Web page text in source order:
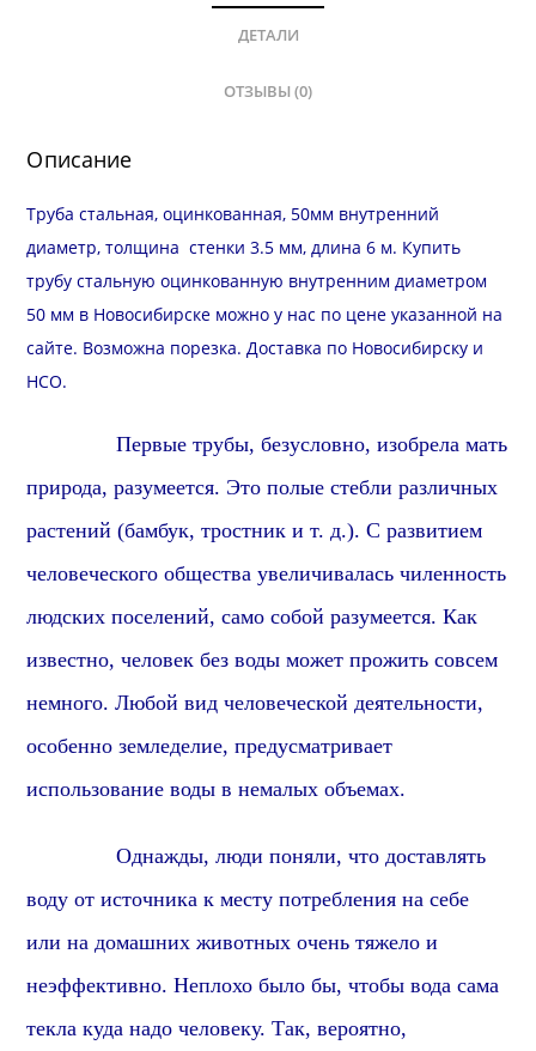
ДЕТАЛИ
ОТЗЫВЫ (0)
Описание
Труба стальная, оцинкованная, 50мм внутренний
диаметр, толщина стенки 3.5 мм, длина 6 м. Купить
трубу стальную оцинкованную внутренним диаметром
50 мм в Новосибирске можно у нас по цене указанной на
сайте. Возможна порезка. Доставка по Новосибирску и
НСО.
Первые трубы,безусловно, изобрела мать
природа,разумеется. Это полые стебли различных
растений (бамбук, тростник и т. д.). С развитием
человеческого общества увеличивалась чиленность
людских поселений,само собой разумеется. Как
известно, человек без воды может прожить совсем
немного. Любой вид человеческой деятельности,
особенно земледелие, предусматривает
использование воды в немалых объемах.
Однажды, люди поняли, что доставлять
воду от источника к месту потребления на себе
или на домашних животныхочень тяжело и
неэффективно. Неплохо было бы, чтобы вода сама
текла куда надо человеку. Так,вероятно,